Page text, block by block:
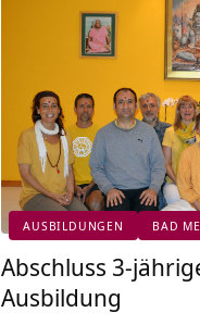
AUSBILDUNGEN BAD
Abschluss 3-
Ausbildung